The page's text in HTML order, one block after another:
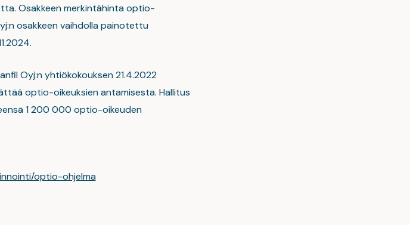
Osakkeen merkintähinta optio-
osakkeen vaihdolla painotettu
Oyj:n yhtiökokouksen 21.4.2022
optio-oikeuksien antamisesta. Hallitus
1 200 000 optio-oikeuden
optio-ohjelma